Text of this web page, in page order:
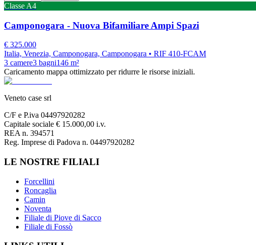
Classe A4
Camponogara - Nuova Bifamiliare Ampi Spazi
€ 325.000
Italia, Venezia, Camponogara, Camponogara • RIF 410-FCAM
3 camere3 bagni146 m²
Caricamento mappa ottimizzato per ridurre le risorse iniziali.
Veneto case srl
C/F e P.iva 04497920282
Capitale sociale € 15.000,00 i.v.
REA n. 394571
Reg. Imprese di Padova n. 04497920282
LE NOSTRE FILIALI
Forcellini
Roncaglia
Camin
Noventa
Filiale di Piove di Sacco
Filiale di Fossò